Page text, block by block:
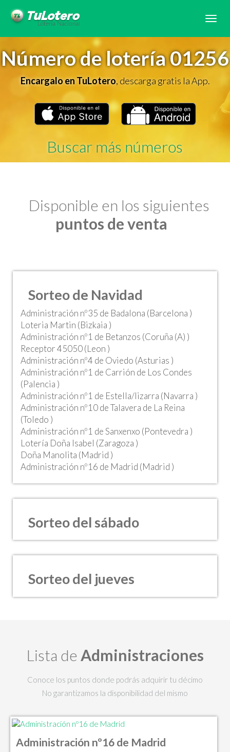
Número de lotería 01256
Encargalo en TuLotero, descarga gratis la App.
Buscar más números
Disponible en los siguientes
puntos de venta
Sorteo de Navidad
Administración nº35 de Badalona (Barcelona )
Loteria Martin (Bizkaia )
Administración nº1 de Betanzos (Coruña (A) )
Receptor 45050 (Leon )
Administración nº4 de Oviedo (Asturias )
Administración nº1 de Carrión de Los Condes
(Palencia )
Administración nº1 de Estella/lizarra (Navarra )
Administración nº10 de Talavera de La Reina
(Toledo )
Administración nº1 de Sanxenxo (Pontevedra )
Lotería Doña Isabel (Zaragoza )
Doña Manolita (Madrid )
Administración nº16 de Madrid (Madrid )
Sorteo del sábado
Sorteo del jueves
Lista de Administraciones
Conoce los puntos donde podrás adquirir tu décimo
No garantizamos la disponibilidad del mismo
Administración nº16 de Madrid